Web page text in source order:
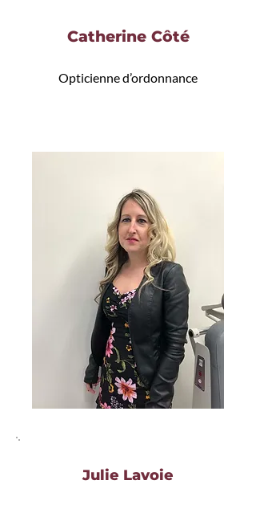
Catherine Côté
Opticienne d’ordonnance
Julie Lavoie